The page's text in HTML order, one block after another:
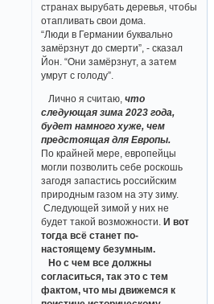
странах вырубать деревья, чтобы
отапливать свои дома.
“Люди в Германии буквально
замёрзнут до смерти”, - сказал
Йон. “Они замёрзнут, а затем
умрут с голоду”.
Лично я считаю,что
следующая зима 2023 года,
будет намного хуже, чем
предстоящая для Европы.
По крайней мере, европейцы
могли позволить себе роскошь
загодя запастись российским
природным газом на эту зиму.
Следующей зимой у них не
будет такой возможности.И вот
тогда всё станет по-​
настоящему безумным.
Но с чем все должны
согласиться, так это с тем
фактом, что мы движемся к